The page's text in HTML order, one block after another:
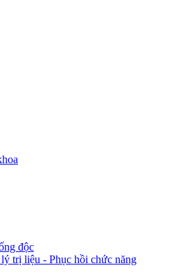
độc
trị liệu - Phục hồi chức năng